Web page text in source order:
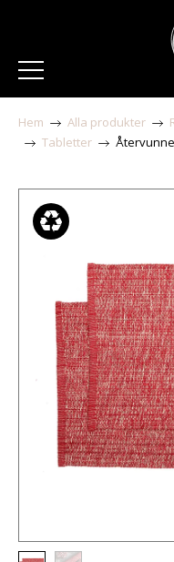
Hem Alla produkter
Tabletter